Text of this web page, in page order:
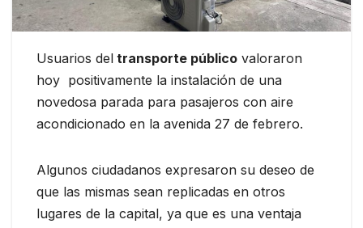
Usuarios del transporte público valoraron
hoy positivamente la instalación de una
novedosa parada para pasajeros con aire
acondicionado en la avenida 27 de febrero.
Algunos ciudadanos expresaron su deseo de
que las mismas sean replicadas en otros
lugares de la capital, ya que es una ventaja